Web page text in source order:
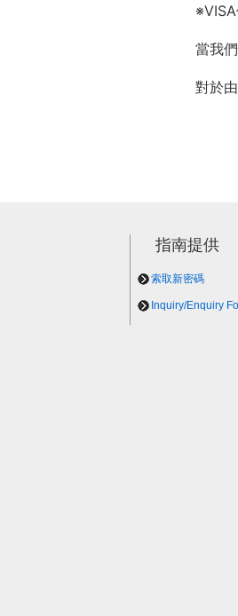
當我
對於
指南提供
索取新密碼
Inquiry/Enquiry